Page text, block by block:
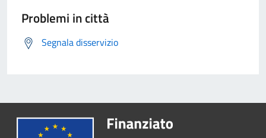
Problemi in città
Segnala disservizio